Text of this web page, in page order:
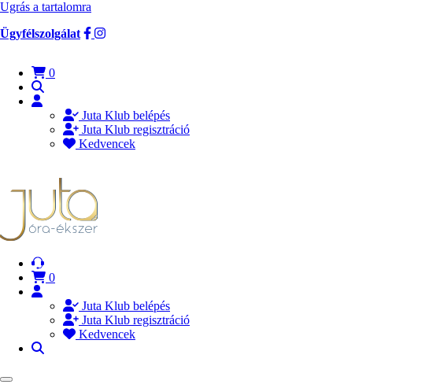
Ugrás a tartalomra
Ügyfélszolgálat
0
Juta Klub belépés
Juta Klub regisztráció
Kedvencek
0
Juta Klub belépés
Juta Klub regisztráció
Kedvencek